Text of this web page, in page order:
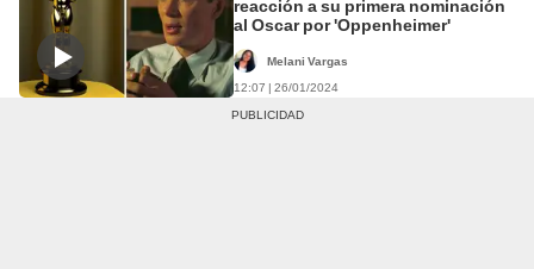
reacción a su primera nominación
al Oscar por 'Oppenheimer'
Melani Vargas
12:07 | 26/01/2024